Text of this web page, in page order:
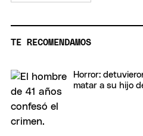
TE RECOMENDAMOS
Horror:
matar a su hijo